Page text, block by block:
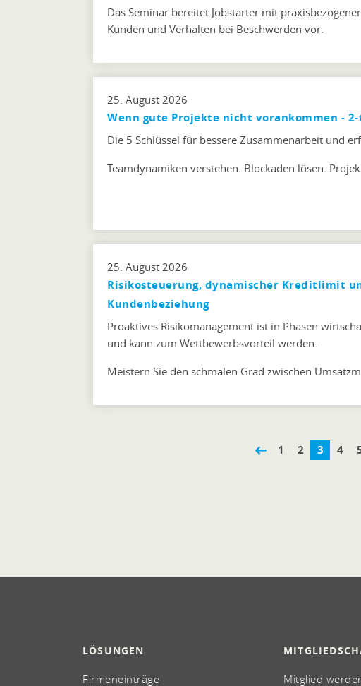
Das Seminar bereitet Jobstarter mit
Kunden und Verhalten bei Beschwerden vor.
25. August 2026
Wenn gute Projekte nicht vorankommen -
Die 5 Schlüssel für bessere Zusammenarbeit und
Teamdynamiken verstehen. Blockaden lösen.
25. August 2026
Risikosteuerung, dynamischer Kreditlimit
Kundenbeziehung
Proaktives Risikomanagement ist in Phasen
und kann zum Wettbewerbsvorteil werden.
Meistern Sie den schmalen Grad zwischen
1 2 3 4
LÖSUNGEN
Firmeneinträge Mitglied